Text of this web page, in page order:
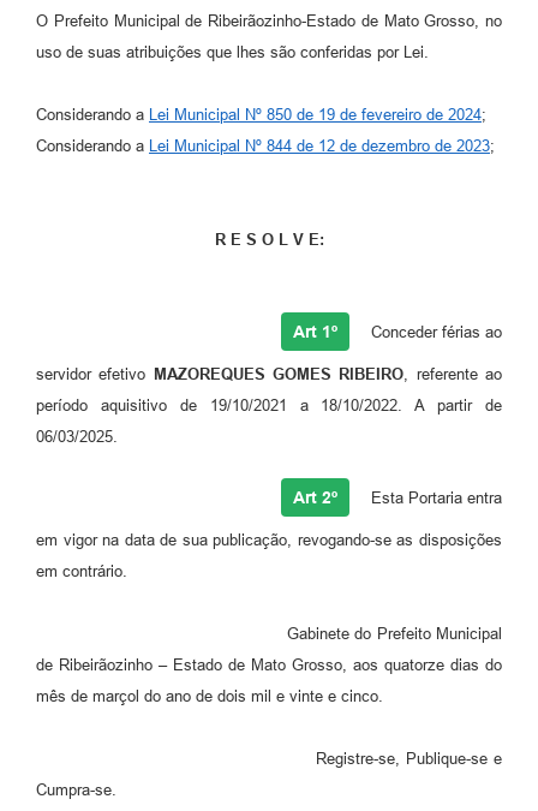
O Prefeito Municipal de Ribeirãozinho-Estado de Mato Grosso, no
uso de suas atribuições que lhes são conferidas por Lei.
Considerando a Lei Municipal Nº 850 de 19 de fevereiro de 2024;
Considerando a Lei Municipal Nº 844 de 12 de dezembro de 2023;
R E S O L V E:
Art 1º Conceder férias ao
servidor efetivo MAZOREQUES GOMES RIBEIRO, referente ao
período aquisitivo de 19/10/2021 a 18/10/2022. A partir de
06/03/2025.
Art 2º Esta Portaria entra
em vigor na data de sua publicação, revogando-se as disposições
em contrário.
Gabinete do Prefeito Municipal
de Ribeirãozinho – Estado de Mato Grosso, aos quatorze dias do
mês de marçol do ano de dois mil e vinte e cinco.
Registre-se, Publique-se e
Cumpra-se.